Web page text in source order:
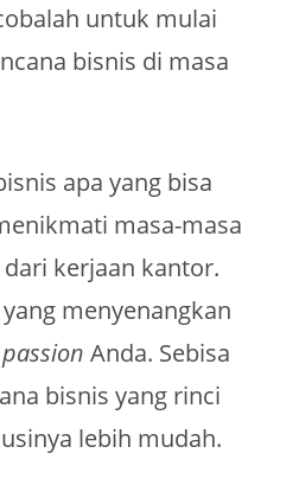
untuk mulai
bisnis di masa
apa yang bisa
masa-masa
kerjaan kantor.
menyenangkan
passion Anda. Sebisa
bisnis yang rinci
lebih mudah.